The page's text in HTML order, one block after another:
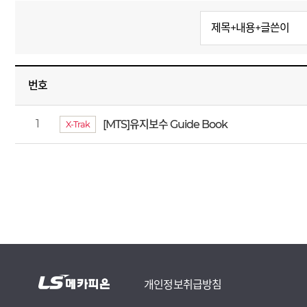
번호
1 X-Trak [MTS]유지보수 Guide Book
개인정보취급방침